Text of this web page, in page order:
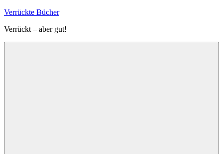
Zum
springen
Verrückte Bücher
Verrückt – aber gut!